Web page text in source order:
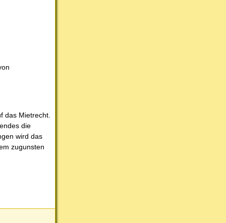
das Mietrecht.
die
wird das
zugunsten